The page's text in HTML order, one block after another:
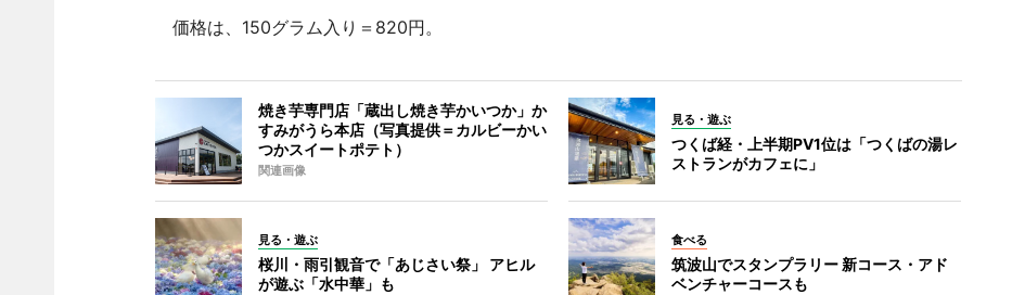
価格は、150グラム入り＝820円。
焼き芋専門店「蔵出し焼き芋かいつか」か
すみがうら本店（写真提供＝カルビーかい
つかスイートポテト）
関連画像
見る・遊ぶ
つくば経・上半期PV1位は「つくばの湯レ
ストランがカフェに」
見る・遊ぶ
桜川・雨引観音で「あじさい祭」 アヒル
が遊ぶ「水中華」も
食べる
筑波山でスタンプラリー 新コース・アド
ベンチャーコースも